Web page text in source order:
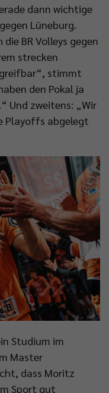
dann wichtige
Lüneburg.
BR Volleys gegen
strecken
stimmt
den Pokal ja
Und zweitens: „Wir
Playoffs abgelegt
Studium im
Master
dass Moritz
Sport gut